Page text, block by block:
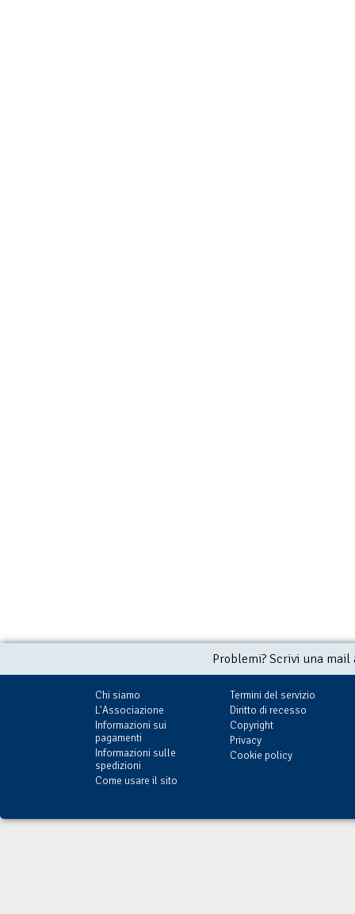
Problemi? Scrivi una
Chi siamo
L'Associazione
Informazioni sui
pagamenti
Informazioni sulle
spedizioni
Come usare il sito
Termini del servizio
Diritto di recesso
Copyright
Privacy
Cookie policy